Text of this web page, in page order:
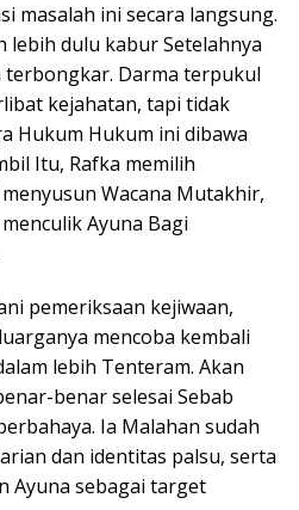
masalah ini secara langsung.
lebih dulu kabur Setelahnya
terbongkar. Darma terpukul
kejahatan, tapi tidak
Hukum Hukum ini dibawa
Itu, Rafka memilih
Wacana Mutakhir,
Ayuna Bagi
pemeriksaan kejiwaan,
mencoba kembali
lebih Tenteram. Akan
benar selesai Sebab
Ia Malahan sudah
dan identitas palsu, serta
Ayuna sebagai target